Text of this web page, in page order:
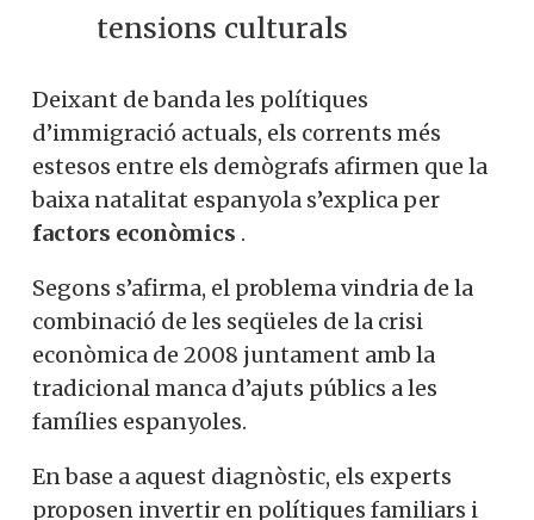
tensions culturals
Deixant de banda les polítiques
d’immigració actuals, els corrents més
estesos entre els demògrafs afirmen que la
baixa natalitat espanyola s’explica per
factors econòmics .
Segons s’afirma, el problema vindria de la
combinació de les seqüeles de la crisi
econòmica de 2008 juntament amb la
tradicional manca d’ajuts públics a les
famílies espanyoles.
En base a aquest diagnòstic, els experts
proposen invertir en polítiques familiars i